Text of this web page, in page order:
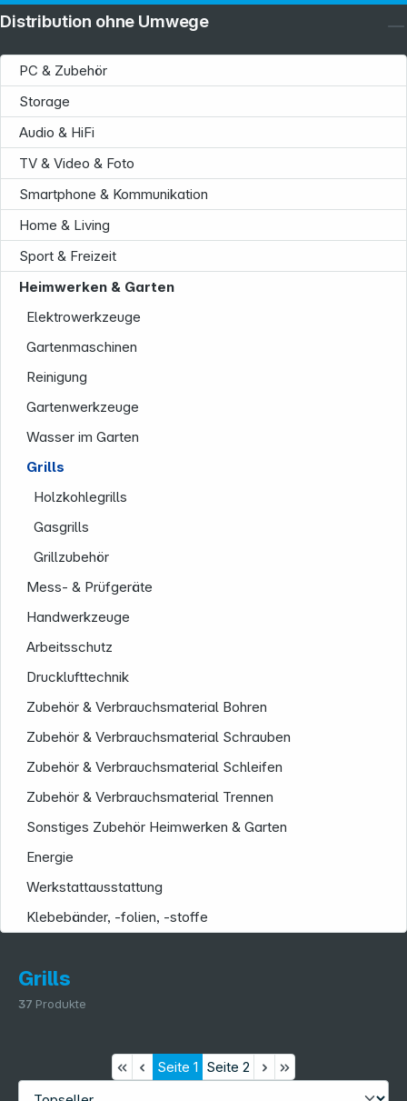
PC & Zubehör
Storage
Audio & HiFi
TV & Video & Foto
Smartphone & Kommunikation
Home & Living
Sport & Freizeit
Heimwerken & Garten
Elektrowerkzeuge
Gartenmaschinen
Reinigung
Gartenwerkzeuge
Wasser im Garten
Grills
Holzkohlegrills
Gasgrills
Grillzubehör
Mess- & Prüfgeräte
Handwerkzeuge
Arbeitsschutz
Drucklufttechnik
Zubehör & Verbrauchsmaterial Bohren
Zubehör & Verbrauchsmaterial Schrauben
Zubehör & Verbrauchsmaterial Schleifen
Zubehör & Verbrauchsmaterial Trennen
Sonstiges Zubehör Heimwerken & Garten
Energie
Werkstattausstattung
Klebebänder, -folien, -stoffe
Grills
37 Produkte
Seite 1 Seite 2
Distribution ohne Umwege
Service